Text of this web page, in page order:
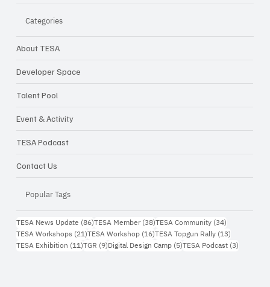
Closing Inspiration Talk: ความท้าทายใน
การทำ Startup ในเมืองไทย จากไอเดีย...สู่
ธุรกิจจริง
Categories
About TESA
Developer Space
Talent Pool
Event & Activity
TESA Podcast
Contact Us
Popular Tags
TESA News Update (86)86 กระทู้
TESA Member (38)38 กระทู้
TESA Community (34)34 กระทู้
TESA Workshops (21)21 กระทู้
TESA Workshop (16)16 กระทู้
TESA Topgun Rally (13)13 กระทู้
TESA Exhibition (11)11 กระทู้
TGR (9)9 กระทู้
Digital Design Camp (5)5 กระทู้
TESA Podcast (3)3 กระทู้